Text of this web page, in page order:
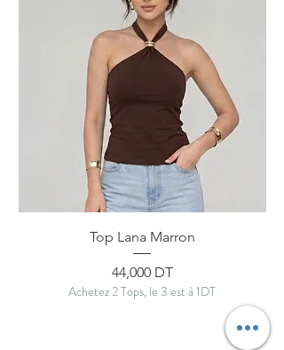
Top Lana Marron
Prix
44,000 DT
Achetez 2 Tops, le 3 est à 1DT